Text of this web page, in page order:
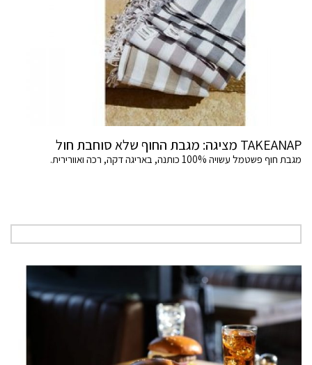
TAKEANAP מציגה: מגבת החוף שלא סוחבת חול
מגבת חוף פשטמל עשויה 100% כותנה, באריגה דקה, רכה ואוורירית.